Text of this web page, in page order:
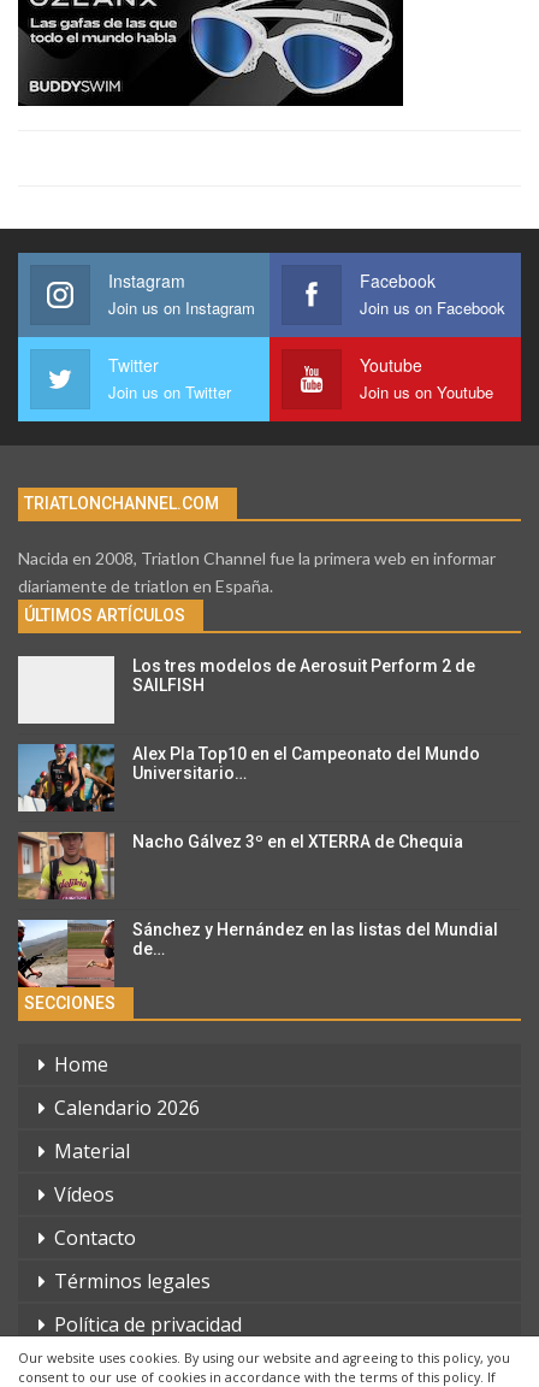
Our website uses cookies. By using our website and agreeing to this policy, you
consent to our use of cookies in accordance with the terms of this policy. If
Instagram
Join us on Instagram
Facebook
Join us on Facebook
Twitter
Join us on Twitter
Youtube
Join us on Youtube
TRIATLONCHANNEL.COM
Nacida en 2008, Triatlon Channel fue la primera web en informar
diariamente de triatlon en España.
ÚLTIMOS ARTÍCULOS
Los tres modelos de Aerosuit Perform 2 de
SAILFISH
Alex Pla Top10 en el Campeonato del Mundo
Universitario…
Nacho Gálvez 3º en el XTERRA de Chequia
Sánchez y Hernández en las listas del Mundial
de…
SECCIONES
Home
Calendario 2026
Material
Vídeos
Contacto
Términos legales
Política de privacidad